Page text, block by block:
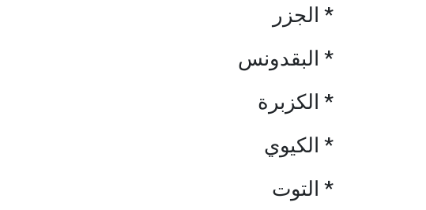
* الجزر
* البقدونس
* الكزبرة
* الكيوي
* التوت